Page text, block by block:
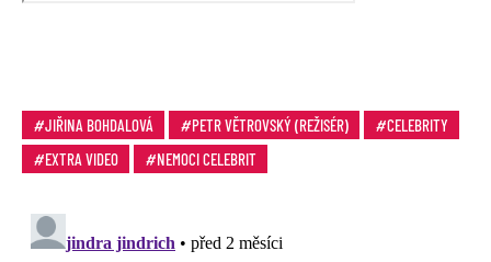
JIŘINA BOHDALOVÁ PETR VĚTROVSKÝ (REŽISÉR)
CELEBRITY
EXTRA VIDEO
NEMOCI CELEBRIT